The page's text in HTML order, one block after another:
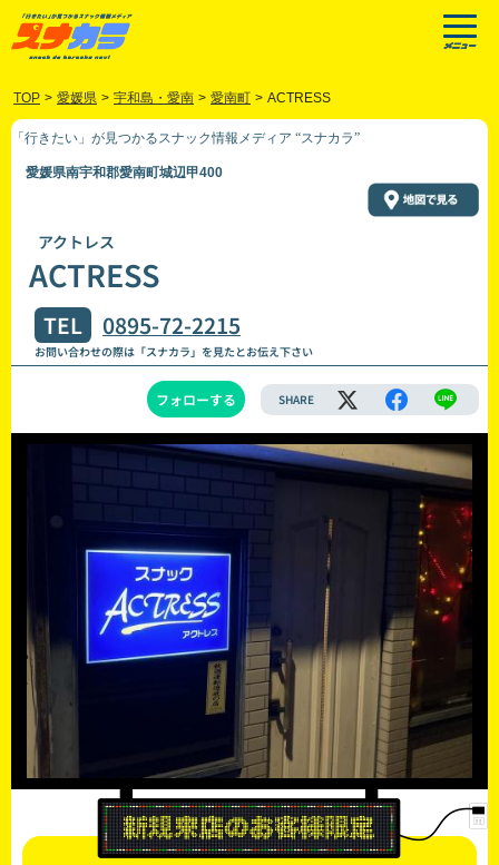
TOP > 愛媛県 > 宇和島・愛南 > 愛南町 > ACTRESS
「行きたい」が見つかるスナック情報メディア “スナカラ”
愛媛県南宇和郡愛南町城辺甲400
アクトレス
ACTRESS
TEL 0895-72-2215
お問い合わせの際は「スナカラ」を見たとお伝え下さい
フォローする SHARE